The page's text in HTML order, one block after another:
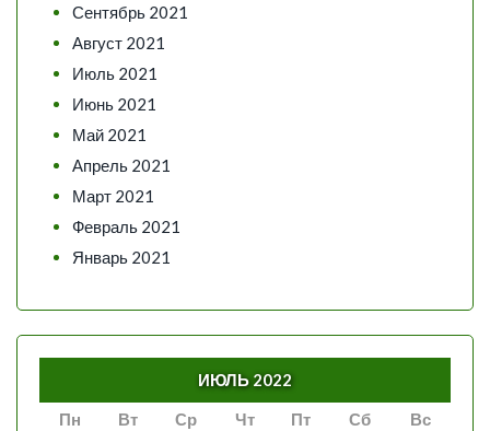
Сентябрь 2021
Август 2021
Июль 2021
Июнь 2021
Май 2021
Апрель 2021
Март 2021
Февраль 2021
Январь 2021
ИЮЛЬ 2022
Пн
Вт Ср Чт Пт Сб Вс